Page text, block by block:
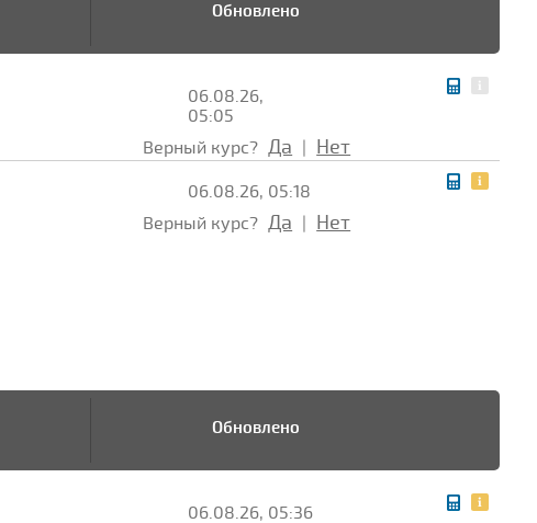
Обновлено
06.08.26,
05:05
Верный курс? Да Нет
06.08.26, 05:18
Верный курс? Да Нет
Обновлено
06.08.26, 05:36